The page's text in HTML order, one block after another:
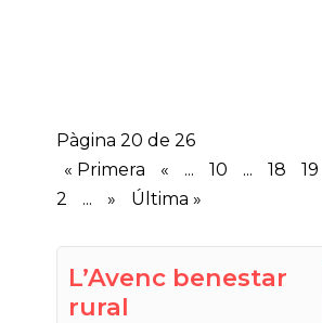
Pàgina 20 de 26
« Primera
« ... 10 ... 18 19
2
... » Última »
L’Avenc benestar
rural